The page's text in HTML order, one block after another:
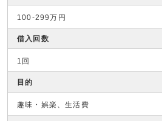
100-299万円
借入回数
1回
目的
趣味・娯楽、生活費